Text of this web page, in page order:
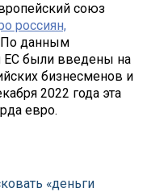
союз
россиян,
данным
ЕС были введены на
бизнесменов и
2022 года эта
евро.
«деньги